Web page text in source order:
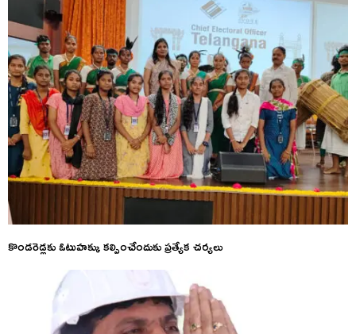
కొండరెడ్లకు ఓటుహక్కు కల్పించేందుకు ప్రత్యేక చర్యలు